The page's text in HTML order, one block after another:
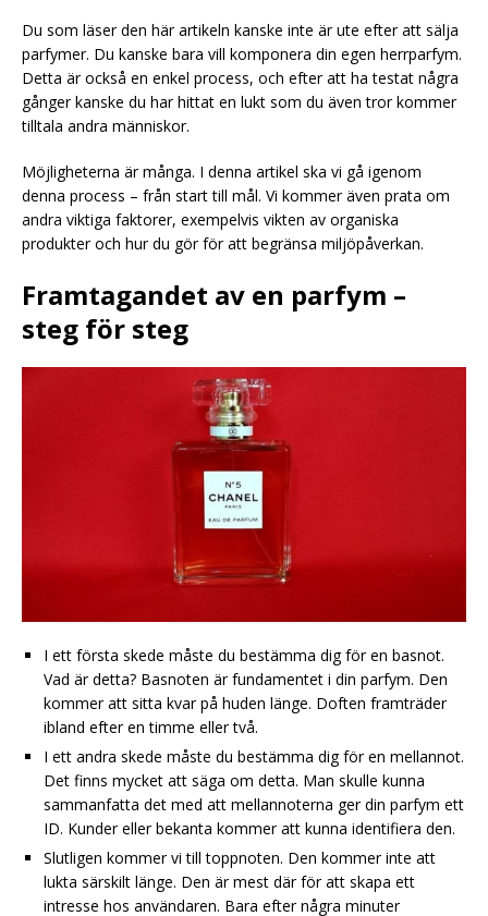
Du som läser den här artikeln kanske inte är ute efter att sälja
parfymer. Du kanske bara vill komponera din egen herrparfym.
Detta är också en enkel process, och efter att ha testat några
gånger kanske du har hittat en lukt som du även tror kommer
tilltala andra människor.
Möjligheterna är många. I denna artikel ska vi gå igenom
denna process – från start till mål. Vi kommer även prata om
andra viktiga faktorer, exempelvis vikten av organiska
produkter och hur du gör för att begränsa miljöpåverkan.
Framtagandet av en parfym –
steg för steg
I ett första skede måste du bestämma dig för en basnot.
Vad är detta? Basnoten är fundamentet i din parfym. Den
kommer att sitta kvar på huden länge. Doften framträder
ibland efter en timme eller två.
I ett andra skede måste du bestämma dig för en mellannot.
Det finns mycket att säga om detta. Man skulle kunna
sammanfatta det med att mellannoterna ger din parfym ett
ID. Kunder eller bekanta kommer att kunna identifiera den.
Slutligen kommer vi till toppnoten. Den kommer inte att
lukta särskilt länge. Den är mest där för att skapa ett
intresse hos användaren. Bara efter några minuter